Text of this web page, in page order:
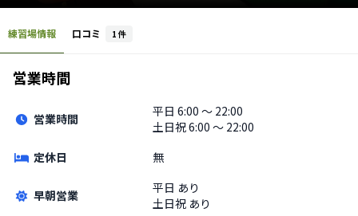
練習場情報 口コミ 1 件
営業時間
営業時間 平日 6:00 〜 22:00
土日祝6:00 〜 22:00
定休日
無
早朝営業 平日 あり
土日祝 あり